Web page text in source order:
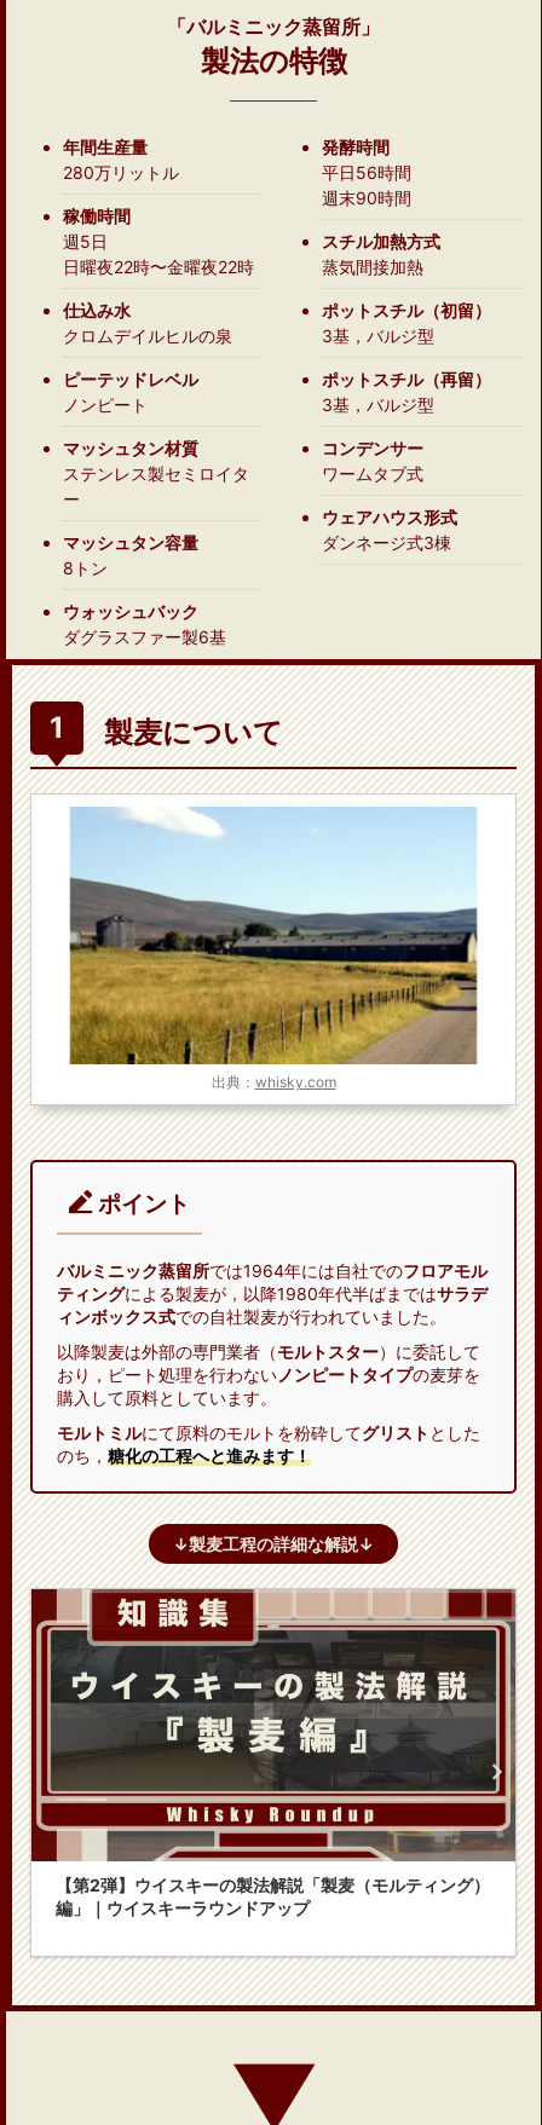
「バルミニック蒸留所」
製法の特徴
年間生産量
280万リットル
稼働時間
週5日
日曜夜22時〜金曜夜22時
仕込み水
クロムデイルヒルの泉
ピーテッドレベル
ノンピート
マッシュタン材質
ステンレス製セミロイタ
ー
マッシュタン容量
8トン
ウォッシュバック
ダグラスファー製6基
発酵時間
平日56時間
週末90時間
スチル加熱方式
蒸気間接加熱
ポットスチル（初留）
3基，バルジ型
ポットスチル（再留）
3基，バルジ型
コンデンサー
ワームタブ式
ウェアハウス形式
ダンネージ式3棟
製麦について
出典： whisky.com
ポイント
バルミニック蒸留所では1964年には自社でのフロアモル
ティングによる製麦が，以降1980年代半ばまではサラデ
ィンボックス式での自社製麦が行われていました。
以降製麦は外部の専門業者（モルトスター）に委託して
おり，ピート処理を行わないノンピートタイプの麦芽を
購入して原料としています。
モルトミルにて原料のモルトを粉砕してグリスト とした
のち， 糖化の工程へと進みます！
↓製麦工程の詳細な解説↓
【第2弾】ウイスキーの製法解説「製麦（モルティング）
編」｜ウイスキーラウンドアップ
▼